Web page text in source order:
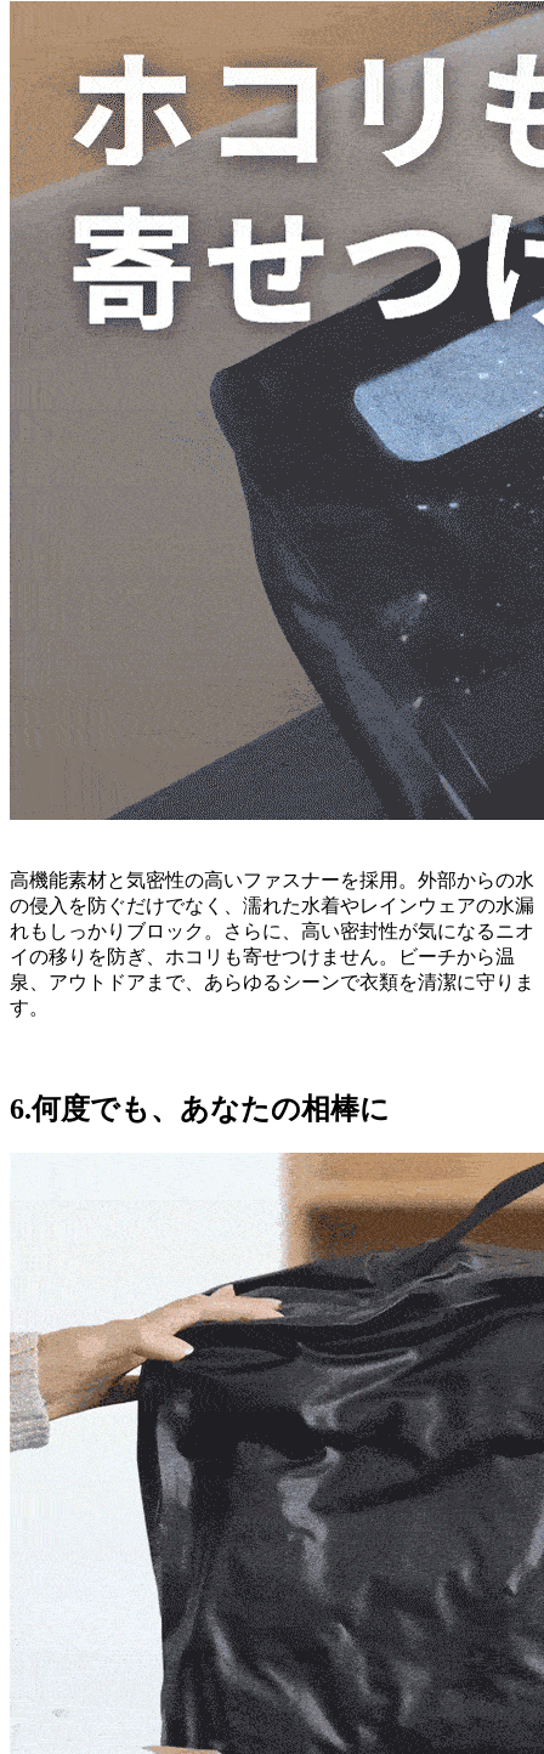
高機能素材と気密性の高いファスナーを採用。外部からの水
の侵入を防ぐだけでなく、濡れた水着やレインウェアの水漏
れもしっかりブロック。さらに、高い密封性が気になるニオ
イの移りを防ぎ、ホコリも寄せつけません。ビーチから温
泉、アウトドアまで、あらゆるシーンで衣類を清潔に守りま
す。
6.何度でも、あなたの相棒に